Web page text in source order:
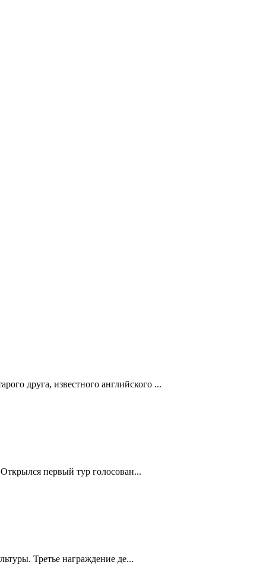
друга, известного английского ...
первый тур голосован...
Третье награждение де...